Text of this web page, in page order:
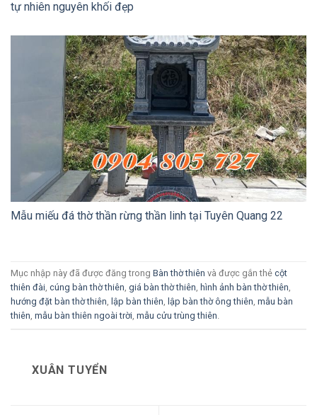
tự nhiên nguyên khối đẹp
Mẫu miếu đá thờ thần rừng thần linh tại Tuyên Quang 22
Mục nhập này đã được đăng trong Bàn thờ thiên và được gắn thẻ cột
thiên đài, cúng bàn thờ thiên, giá bàn thờ thiên, hình ảnh bàn thờ thiên,
hướng đặt bàn thờ thiên, lập bàn thiên, lập bàn thờ ông thiên, mẫu bàn
thiên, mẫu bàn thiên ngoài trời, mẫu cửu trùng thiên.
XUÂN TUYỂN